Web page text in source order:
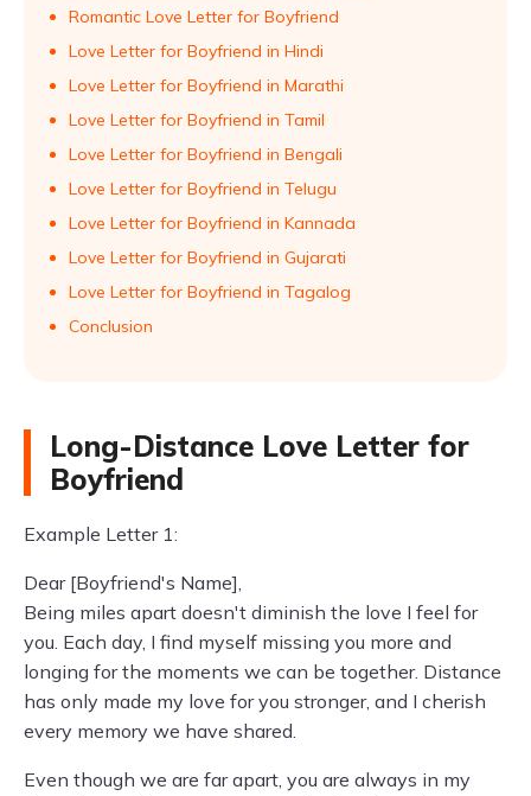
Romantic Love Letter for Boyfriend
Love Letter for Boyfriend in Hindi
Love Letter for Boyfriend in Marathi
Love Letter for Boyfriend in Tamil
Love Letter for Boyfriend in Bengali
Love Letter for Boyfriend in Telugu
Love Letter for Boyfriend in Kannada
Love Letter for Boyfriend in Gujarati
Love Letter for Boyfriend in Tagalog
Conclusion
Long-Distance Love Letter for
Boyfriend
Example Letter 1:
Dear [Boyfriend's Name],
Being miles apart doesn't diminish the love I feel for
you. Each day, I find myself missing you more and
longing for the moments we can be together. Distance
has only made my love for you stronger, and I cherish
every memory we have shared.
Even though we are far apart, you are always in my